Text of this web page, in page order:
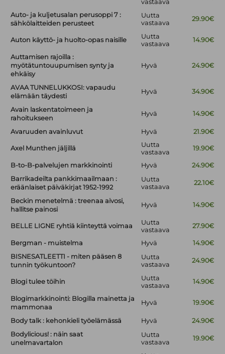
vastaava
Auto- ja kuljetusalan perusoppi 7 :
sähkölaitteiden perusteet
Uutta
vastaava
29.90€
Auton käyttö- ja huolto-opas naisille
Uutta
vastaava
14.90€
Auttamisen rajoilla :
myötätuntouupumisen synty ja
ehkäisy
Hyvä 24.90€
AVAA TUNNELUKKOSI: vapaudu
elämään täydesti
Hyvä 34.90€
Avain laskentatoimeen ja
rahoitukseen
Hyvä 14.90€
Avaruuden avainluvut Hyvä 21.90€
Axel Munthen jäljillä
Uutta
vastaava
19.90€
B-to-B-palvelujen markkinointi Hyvä
24.90€
Barrikadeilta pankkimaailmaan :
eräänlaiset päiväkirjat 1952-1992
Uutta
vastaava
22.10€
Beckin menetelmä : treenaa aivosi,
hallitse painosi
Hyvä 14.90€
BELLE LIGNE ryhtiä kiinteyttä voimaa
Uutta
vastaava
27.90€
Bergman - muistelma Hyvä
14.90€
BISNESATLEETTI - miten pääsen 8
tunnin työkuntoon?
Uutta
vastaava
24.90€
Blogi tulee töihin
Uutta
vastaava
14.90€
Blogimarkkinointi: Blogilla mainetta ja
mammonaa
Hyvä 19.90€
Body talk : kehonkieli työelämässä Hyvä
24.90€
Bodylicious! : näin saat
unelmavartalon
Uutta
vastaava
19.90€